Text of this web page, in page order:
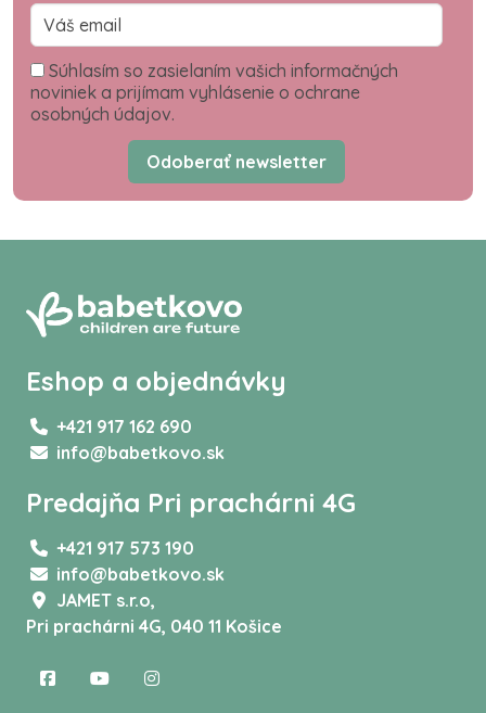
Súhlasím so zasielaním vašich informačných
noviniek a prijímam vyhlásenie o ochrane
osobných údajov.
Odoberať newsletter
Eshop a objednávky
+421 917 162 690
info@babetkovo.sk
Predajňa Pri prachárni 4G
+421 917 573 190
info@babetkovo.sk
JAMET s.r.o,
Pri prachárni 4G, 040 11 Košice